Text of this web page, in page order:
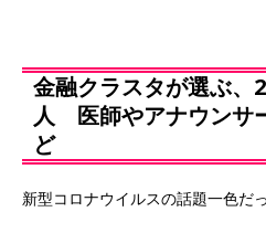
金融クラスタが選ぶ、
人 医師やアナウンサ
ど
新型コロナウイルスの話題一色だ